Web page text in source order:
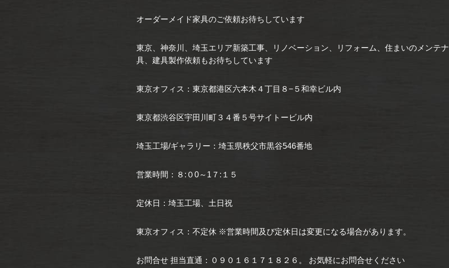
オーダーメイド家具のご依頼お待ちしています
東京、神奈川、埼玉エリア新築工事、リノベーション、リフォーム、住まいのメンテ
具、建具製作依頼もお待ちしています
東京オフィス：東京都港区六本木４丁目８−５和幸ビル内
東京都渋谷区宇田川町３４番５号サイトービル内
埼玉工場/ギャラリー：埼玉県秩父市黒谷546番地
営業時間：８:０0～1７:１５
定休日：埼玉工場、土日祝
東京オフィス：不定休 ※営業時間及び定休日は変更になる場合があります。
お問合せ 担当直通：０９０１６１７１８２６。 お気軽にお問合せください